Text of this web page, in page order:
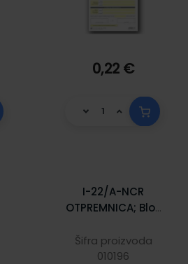
0,22 €
I-22/A-NCR
OTPREMNICA; Blok
29,7 cm
Šifra proizvoda
010196